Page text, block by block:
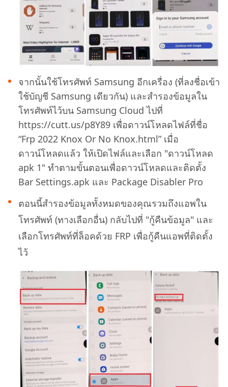
จากนั้นใช้โทรศัพท์ Samsung อีกเครื่อง (ที่ลงชื่อเข้า
ใช้บัญชี Samsung เดียวกัน) และสำรองข้อมูลใน
โทรศัพท์ไว้บน Samsung Cloud ไปที่
https://cutt.us/p8Y89 เพื่อดาวน์โหลดไฟล์ที่ชื่อ
“Frp 2022 Knox Or No Knox.html” เมื่อ
ดาวน์โหลดแล้ว ให้เปิดไฟล์และเลือก "ดาวน์โหลด
apk 1" ทำตามขั้นตอนเพื่อดาวน์โหลดและติดตั้ง
Bar Settings.apk และ Package Disabler Pro
ตอนนี้สำรองข้อมูลทั้งหมดของคุณรวมถึงแอพใน
โทรศัพท์ (ทางเลือกอื่น) กลับไปที่ "กู้คืนข้อมูล" และ
เลือกโทรศัพท์ที่ล็อคด้วย FRP เพื่อกู้คืนแอพที่ติดตั้ง
ไว้